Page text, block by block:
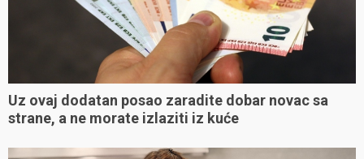
Uz ovaj dodatan posao zaradite dobar novac sa
strane, a ne morate izlaziti iz kuće